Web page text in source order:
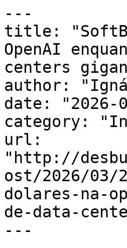
---
title:
OpenAI
centers
author:
date: "2026-
category:
url:
"http://
ost/2026/
dolares-na-
de-data-
---